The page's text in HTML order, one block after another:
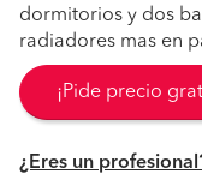
dormitorios y dos
radiadores mas en
¡Pide precio
¿Eres un